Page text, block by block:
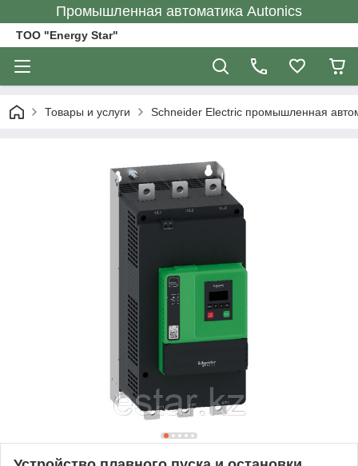
Промышленная автоматика Autonics
ТОО "Energy Star"
Товары и услуги Schneider Electric промышленная